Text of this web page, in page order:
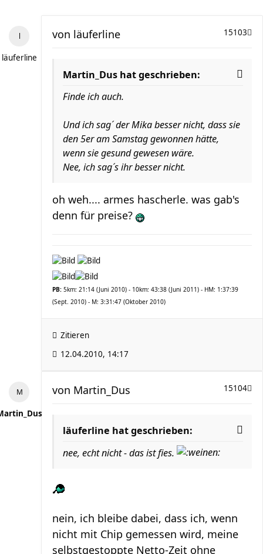
läuferline
15103
von läuferline
Martin_Dus hat geschrieben:
Finde ich auch.
Und ich sag´ der Mika besser nicht, dass sie
den 5er am Samstag gewonnen hätte,
wenn sie gesund gewesen wäre.
Nee, ich sag´s ihr besser nicht.
oh weh.... armes hascherle. was gab's
denn für preise?
PB: 5km: 21:14 (Juni 2010) - 10km: 43:38 (Juni 2011) - HM: 1:37:39
(Sept. 2010) - M: 3:31:47 (Oktober 2010)
Zitieren
12.04.2010, 14:17
15104
von Martin_Dus
läuferline hat geschrieben:
nee, echt nicht - das ist fies.
nein, ich bleibe dabei, dass ich, wenn
nicht mit Chip gemessen wird, meine
selbstgestoppte Netto-Zeit ohne